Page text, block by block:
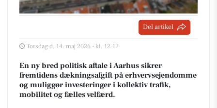
Del artikel
Torsdag d. 14. maj 2026 - kl. 12:12
En ny bred politisk aftale i Aarhus sikrer
fremtidens dækningsafgift på erhvervsejendomme
og muliggør investeringer i kollektiv trafik,
mobilitet og fælles velfærd.